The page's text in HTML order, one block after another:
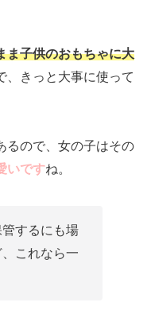
ま子供のおもちゃに大
、きっと大事に使って
るので、女の子はその
いですね。
するにも場
これなら一